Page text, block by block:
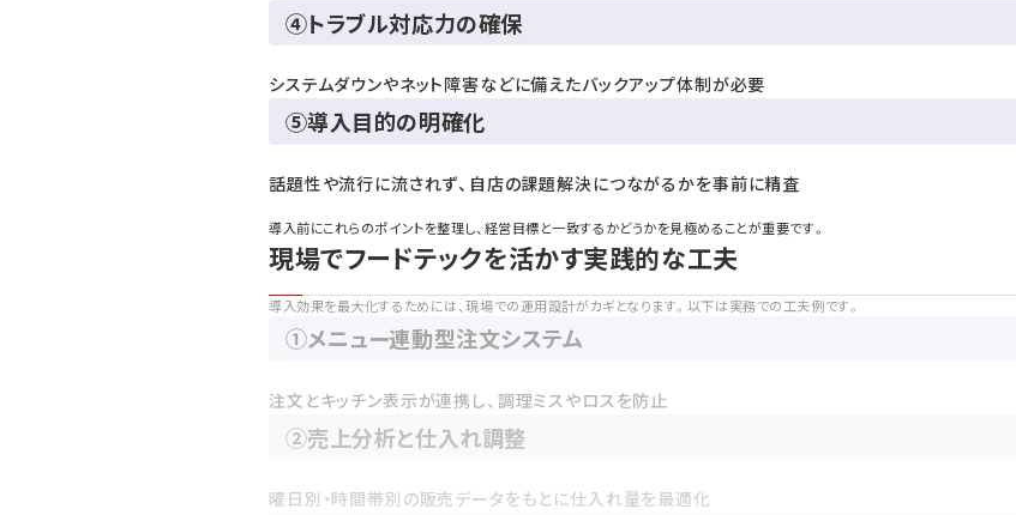
④トラブル対応力の確保
システムダウンやネット障害などに備えたバックアップ体制が必要
⑤導入目的の明確化
話題性や流行に流されず、自店の課題解決につながるかを事前に精査
導入前にこれらのポイントを整理し、経営目標と一致するかどうかを見極めることが重要です。
現場でフードテックを活かす実践的な工夫
導入効果を最大化するためには、現場での運用設計がカギとなります。以下は実務での工夫例です。
①メニュー連動型注文システム
注文とキッチン表示が連携し、調理ミスやロスを防止
②売上分析と仕入れ調整
曜日別・時間帯別の販売データをもとに仕入れ量を最適化